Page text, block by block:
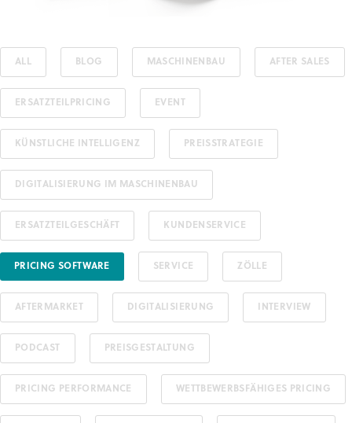
ALL BLOG MASCHINENBAU AFTER SALES
ERSATZTEILPRICING EVENT
KÜNSTLICHE INTELLIGENZ PREISSTRATEGIE
DIGITALISIERUNG IM MASCHINENBAU
ERSATZTEILGESCHÄFT KUNDENSERVICE
PRICING SOFTWARE SERVICE ZÖLLE
AFTERMARKET DIGITALISIERUNG INTERVIEW
PODCAST PREISGESTALTUNG
PRICING PERFORMANCE WETTBEWERBSFÄHIGES PRICING